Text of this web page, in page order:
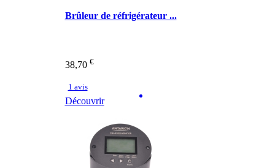
Brûleur de réfrigérateur ...
38,70 €
1 avis
Découvrir